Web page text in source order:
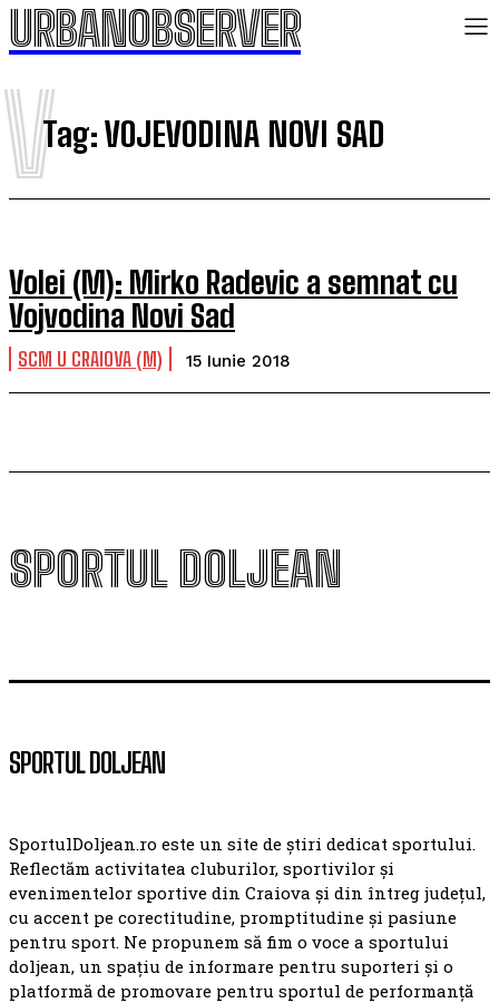
URBANOBSERVER
Tag:VOJEVODINA NOVI SAD
V
Volei (M): Mirko Radevic a semnat cu
Vojvodina Novi Sad
SCM U CRAIOVA (M) 15 Iunie 2018
SPORTUL DOLJEAN
SPORTUL DOLJEAN
SportulDoljean.ro este un site de știri dedicat sportului.
Reflectăm activitatea cluburilor, sportivilor și
evenimentelor sportive din Craiova și din întreg județul,
cu accent pe corectitudine, promptitudine și pasiune
pentru sport. Ne propunem să fim o voce a sportului
doljean, un spațiu de informare pentru suporteri și o
platformă de promovare pentru sportul de performanță